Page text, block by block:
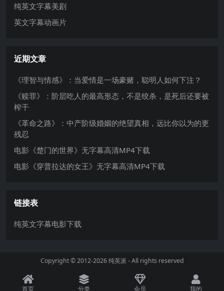
纯英文字幕美剧
英文字幕动画片
近期文章
《理智与情感》：当爱情是一场豪赌，聪明人如何下注？
《赎罪》：阶层吃人的最高形态，不是绞杀，是死后还要被
榨干
《革命之路》：中产阶级婚姻的绝望真相，远比你以为的更
残忍
电影《楚门的世界》无字幕高清MP4下载
电影《穿普拉达的女王》无字幕高清MP4下载
链接表
纯英文字幕电影下载
Copyright © 2012-2026纯英派 - All rights reserved
首页 分类 会员 我的